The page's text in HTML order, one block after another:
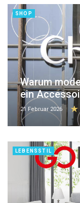
SHOP
Warum
ein
21 Februar 2026
LEBENSSTIL